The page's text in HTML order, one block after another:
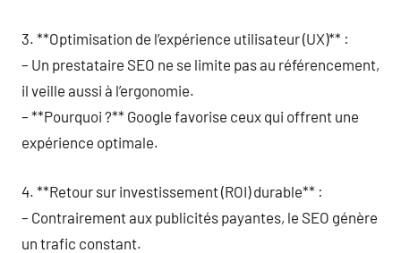
3. **Optimisation de l’expérience utilisateur (UX)** :
– Un prestataire SEO ne se limite pas au référencement,
il veille aussi à l’ergonomie.
– **Pourquoi ?** Google favorise ceux qui offrent une
expérience optimale.
4. **Retour sur investissement (ROI) durable** :
– Contrairement aux publicités payantes, le SEO génère
un trafic constant.